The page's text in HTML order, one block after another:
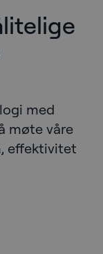
med
møte våre
effektivitet